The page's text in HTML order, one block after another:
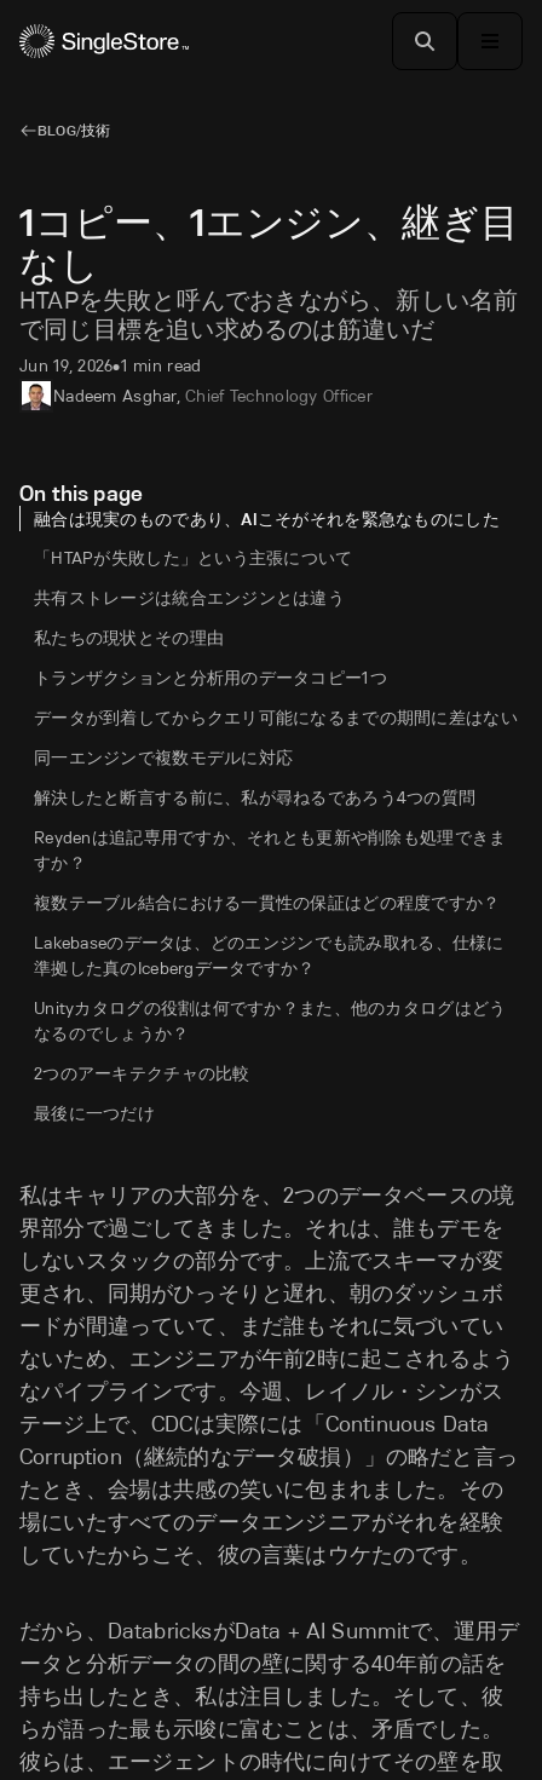
BLOG/技術
1コピー、1エンジン、継ぎ目
なし
HTAPを失敗と呼んでおきながら、新しい名前
で同じ目標を追い求めるのは筋違いだ
Jun 19, 2026•1 min read
Nadeem Asghar, Chief Technology Officer
私はキャリアの大部分を、2つのデータベースの境
界部分で過ごしてきました。それは、誰もデモを
しないスタックの部分です。上流でスキーマが変
更され、同期がひっそりと遅れ、朝のダッシュボ
ードが間違っていて、まだ誰もそれに気づいてい
ないため、エンジニアが午前2時に起こされるよう
なパイプラインです。今週、レイノル・シンがス
テージ上で、CDCは実際には「Continuous Data
Corruption（継続的なデータ破損）」の略だと言っ
たとき、会場は共感の笑いに包まれました。その
場にいたすべてのデータエンジニアがそれを経験
していたからこそ、彼の言葉はウケたのです。
だから、DatabricksがData + AI Summitで、運用デ
ータと分析データの間の壁に関する40年前の話を
持ち出したとき、私は注目しました。そして、彼
らが語った最も示唆に富むことは、矛盾でした。
彼らは、エージェントの時代に向けてその壁を取
On this page
融合は現実のものであり、AIこそがそれを緊急なものにした
「HTAPが失敗した」という主張について
共有ストレージは統合エンジンとは違う
私たちの現状とその理由
トランザクションと分析用のデータコピー1つ
データが到着してからクエリ可能になるまでの期間に差はない
同一エンジンで複数モデルに対応
解決したと断言する前に、私が尋ねるであろう4つの質問
Reydenは追記専用ですか、それとも更新や削除も処理できま
すか？
複数テーブル結合における一貫性の保証はどの程度ですか？
Lakebaseのデータは、どのエンジンでも読み取れる、仕様に
準拠した真のIcebergデータですか？
Unityカタログの役割は何ですか？また、他のカタログはどう
なるのでしょうか？
2つのアーキテクチャの比較
最後に一つだけ